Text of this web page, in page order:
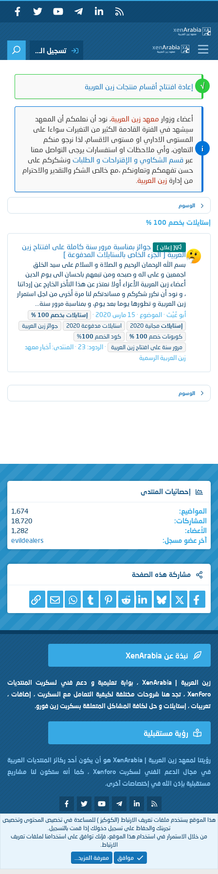
تسجيل الدخول
إعادة افتتاح أقسام منتجات زين العربية
أعضاء وزوار معهد زين العربية، نود أن نعلمكم أن المعهد
سيشهد في الفترة القادمة الكثير من التغيرات سواءا على
المستوى الاداري او مستوى الاقسام، لذا نرجو منكم
التعاون، وأي ملاحظات او استفسارات يرجى التواصل معنا
عبر قسم الشكاوي و الإقتراحات و الطلبات ونشكركم على
حسن تفهمكم وتعاونكم ،مع خالص الشكر والتقدير والاحترام
من إدارةزين العربية
الوسوم
إستايلات بخصم 100 %
[ إعلان ]
جوائز بمناسبة مرور سنة كاملة على افتتاح زين
العربية [ الجزء الخاص بالستايلات المدفوعة ]
بسم الله الرحمان الرحيم و الصلاة و السلام على سيد الخلق
اجمعين و على اله و صبحه ومن تبعهم باحسان الى يوم الدين
أعضاء زين العربية الأعزاء أولا نعتذر عن هذا التأخر الخارج عن إرداتنا
، و نود أن نكرر شكركم و مساندتكم لنا مرة أخرى من اجل استمرار
زين العربية و تطورها يوما بعد يوم، و بمناسبة مرور سنة...
أبو غَيْث الموضوع 15 مارس 2020 إستايلات بخصم 100
%
إستايلات مجانية 2020 استايلات مدفوعة 2020
جوائز زين العربية
كوبونات خصم 100
% كود الخصم 100
%
مرور سنة على افتتاح زين العربية
الردود: 23 المنتدى:أخبار معهد
زين العربية الرسمية
الوسوم
إحصائيات المنتدى
المواضيع
1,674
المشاركات
18,720
الأعضاء
1,282
آخر عضو مسجل
evildealers
مشاركة هذه الصفحة
فيسبوكBluesky
LinkedIn
Reddit
Pinterest
Tumblr
WhatsAppالبريد الإلكتروني
نبذة عن XenArabia
زين العربية | XenArabia ، بوابة تعليمية و دعم فني لسكربت المنتديات
XenForo ، تجد هنا شروحات مختلفة لكيفية التعامل مع السكربت ، إضافات ،
تعريبات ، إستايلات و حل لكافة المشاكل المتعلقة بسكربت زين فورو.
رؤية مستقبلية
رؤيتنا لمعهد زين العربية | XenArabia هو أن يكون أحد ركائز المنتديات العربية
في مجال الدعم الفني لسكربت Xenforo ، كما أنه ستكون لنا مشاريع
مستقبلية بإذن الله في إختصاصات آخرى.
تم التصميم بكل منXenArabia
الشروط والقوانين سياسة الخصوصية
هذا الموقع يستخدم ملفات تعريف الارتباط (الكوكيز ) للمساعدة في تخصيص المحتوى وتخصيص
تجربتك والحفاظ على تسجيل دخولك إذا قمت بالتسجيل.
من خلال الاستمرار في استخدام هذا الموقع، فإنك توافق على استخدامنا لملفات تعريف
الارتباط.
موافق
معرفة المزيد…